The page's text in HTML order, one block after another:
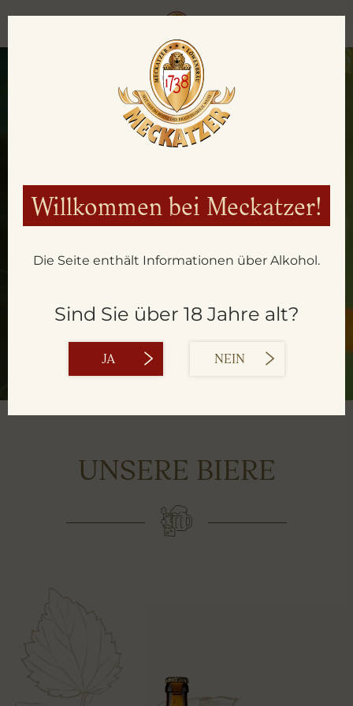
Willkommen bei Meckatzer!
Die Seite enthält Informationen über Alkohol.
Sind Sie über 18 Jahre alt?
JA NEIN
ZEIT FÜR
UNSERE BIERE